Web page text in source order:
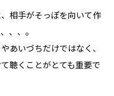
相手がそっぽを向いて作
、、。
あいづちだけではなく、
聴くことがとても重要で